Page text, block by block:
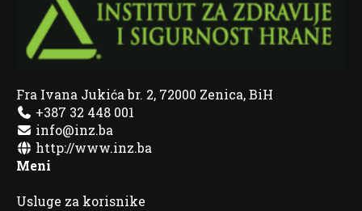
Fra Ivana Jukića br. 2, 72000 Zenica, BiH
+387 32 448 001
info@inz.ba
http://www.inz.ba
Meni
Usluge za korisnike